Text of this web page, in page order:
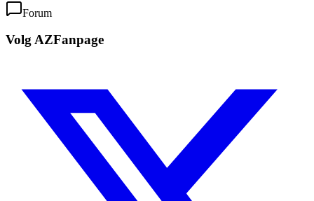
Forum
Volg AZFanpage